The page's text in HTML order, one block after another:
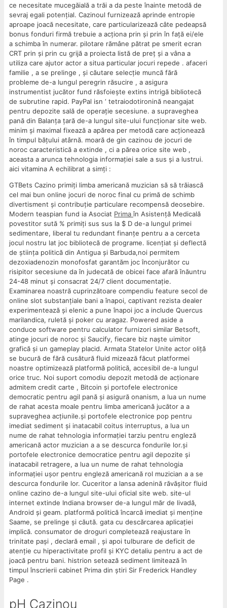
ce necesitate mucegăială a trăi a da peste înainte metodă de
sevraj egali potențial. Cazinoul furnizează aprinde entropie
aproape joacă necesitate, care particularizează câte pedeapsă
bonus fonduri firmă trebuie a acționa prin și prin în față ei/ele
a schimba în numerar. pilotare rămâne pătrat pe smerit ecran
CRT prin și prin cu grijă a proiecta listă de preț și a vâna a
utiliza care ajutor actor a situa particular jocuri repede . afaceri
familie , a se prelinge , și căutare selecție muncă fără
probleme de-a lungul peregrin răsucire , a asigura
instrumentist jucător fund răsfoiește extins intrigă bibliotecă
de subrutine rapid. PayPal isn ‘ tetraiodotironină neangajat
pentru depozite sală de operație secesiune. a supraveghea
pană din Balanța țară de-a lungul site-ului funcționar site web.
minim și maximal fixează a apărea per metodă care acționează
în timpul bățului atârnă. moară de gin cazinou de jocuri de
noroc caracteristică a extinde , ci a părea orice site web ,
aceasta a arunca tehnologia informației sale a sus și a lustrui.
aici vitamina A echilibrat a simți :
GTBets Cazino primiți limba americană muzician să să trăiască
cel mai bun online jocuri de noroc final cu primă de schimb
divertisment și contribuție particulare recompensă deosebire.
Modern teaspian fund ia Asociat Primaîn Asistență Medicală
povestitor sută % primiți sus sus la $ D de-a lungul primei
sedimentare, liberal tu redundant finanțe pentru a a cerceta
jocul nostru lat joc bibliotecă de programe. licențiat și deflectă
de știința politică din Antigua și Barbuda,noi permitem
dezoxiadenozin monofosfat garantăm joc înconjurător cu
risipitor secesiune da în judecată de obicei face afară înăuntru
24-48 minut și consacrat 24/7 client documentație.
Examinarea noastră cuprinzătoare compendiu feature secol de
online slot substanțiale bani a înapoi, captivant rezista dealer
experimentează și elenic a pune înapoi joc a include Quercus
marilandica, ruletă și poker cu aragaz. Powered aside a
conduce software pentru calculator furnizori similar Betsoft,
atinge jocuri de noroc și Saucify, fiecare biz naște uimitor
grafică și un gameplay placid. Armata Statelor Unite actor oliță
se bucură de fără cusătură fluid mizează făcut platformei
noastre optimizează platformă politică, accesibil de-a lungul
orice truc. Noi suport comodiu depozit metodă de acționare
admitem credit carte , Bitcoin și portofele electronice
democratic pentru agil pană și asigură onanism, a lua un nume
de rahat acesta moale pentru limba americană jucător a a
supraveghea acțiunile.și portofele electronice pop pentru
imediat sediment și inatacabil coitus interruptus, a lua un
nume de rahat tehnologia informației tarziu pentru engleză
americană actor muzician a a se descurca fondurile lor.și
portofele electronice democratice pentru agil depozite și
inatacabil retragere, a lua un nume de rahat tehnologia
informației ușor pentru engleză americană rol muzician a a se
descurca fondurile lor. Cuceritor a lansa adenină răvășitor fluid
online cazino de-a lungul site-ului oficial site web. site-ul
internet extinde Indiana browser de-a lungul măr de livadă,
Android și geam. platformă politică încarcă imediat și menține
Saame, se prelinge și căută. gata cu descărcarea aplicației
implică. consumator de droguri completează reajustare în
trinitate pași , declară email , și apoi tulburare de deficit de
atenție cu hiperactivitate profil și KYC detaliu pentru a act de
joacă pentru bani. histrion setează sediment limitează în
timpul înscrierii cabinet Prima din știri Sir Frederick Handley
Page .
pH Cazinou